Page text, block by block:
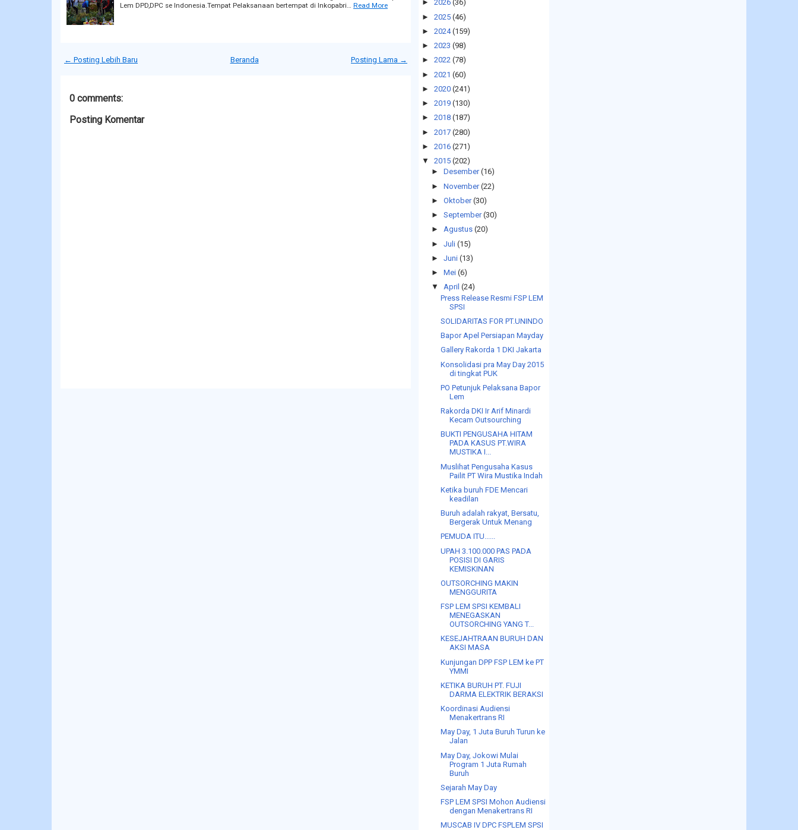
Lem DPD,DPC se Indonesia.Tempat Pelaksanaan bertempat di Inkopabri…
Read More
← Posting Lebih Baru Posting Lama →
Beranda
0 comments:
Posting Komentar
► 2026 (36)
► 2025 (46)
► 2024 (159)
► 2023 (98)
► 2022 (78)
► 2021 (60)
► 2020 (241)
► 2019 (130)
► 2018 (187)
► 2017 (280)
► 2016 (271)
▼
2015 (202)
► Desember (16)
► November (22)
► Oktober (30)
► September (30)
► Agustus (20)
► Juli (15)
► Juni (13)
► Mei (6)
▼
April (24)
Press Release Resmi FSP LEM
SPSI
SOLIDARITAS FOR PT.UNINDO
Bapor Apel Persiapan Mayday
Gallery Rakorda 1 DKI Jakarta
Konsolidasi pra May Day 2015
di tingkat PUK
PO Petunjuk Pelaksana Bapor
Lem
Rakorda DKI Ir Arif Minardi
Kecam Outsourching
BUKTI PENGUSAHA HITAM
PADA KASUS PT.WIRA
MUSTIKA I...
Muslihat Pengusaha Kasus
Pailit PT Wira Mustika Indah
Ketika buruh FDE Mencari
keadilan
Buruh adalah rakyat, Bersatu,
Bergerak Untuk Menang
PEMUDA ITU......
UPAH 3.100.000 PAS PADA
POSISI DI GARIS
KEMISKINAN
OUTSORCHING MAKIN
MENGGURITA
FSP LEM SPSI KEMBALI
MENEGASKAN
OUTSORCHING YANG T...
KESEJAHTRAAN BURUH DAN
AKSI MASA
Kunjungan DPP FSP LEM ke PT
YMMI
KETIKA BURUH PT. FUJI
DARMA ELEKTRIK BERAKSI
Koordinasi Audiensi
Menakertrans RI
May Day, 1 Juta Buruh Turun ke
Jalan
May Day, Jokowi Mulai
Program 1 Juta Rumah
Buruh
Sejarah May Day
FSP LEM SPSI Mohon Audiensi
dengan Menakertrans RI
MUSCAB IV DPC FSPLEM SPSI